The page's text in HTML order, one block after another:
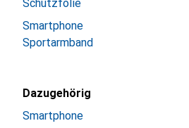
Schutzfolie
Smartphone
Sportarmband
Dazugehörig
Smartphone